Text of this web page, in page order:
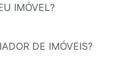
IMÓVEL?
DE IMÓVEIS?